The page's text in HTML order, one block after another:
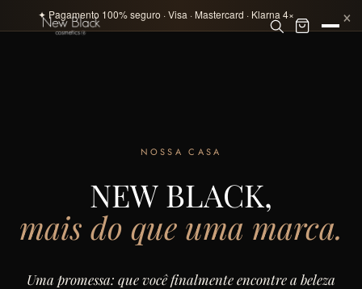
✦ Pagamento 100% seguro · Visa · Mastercard · Klarna 4× ×
NOSSA CASA
NEW BLACK,
mais do que uma marca.
Uma promessa: que você finalmente encontre a beleza